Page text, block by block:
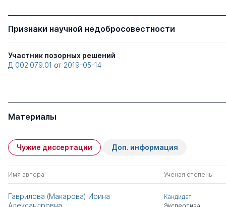
Признаки научной недобросовестности
Участник позорных решений
Д 002.079.01 от 2019-05-14
Материалы
Чужие диссертации Доп. информация
Имя автора Ученая степень
Гаврилова (Макарова) Ирина
Кандидат